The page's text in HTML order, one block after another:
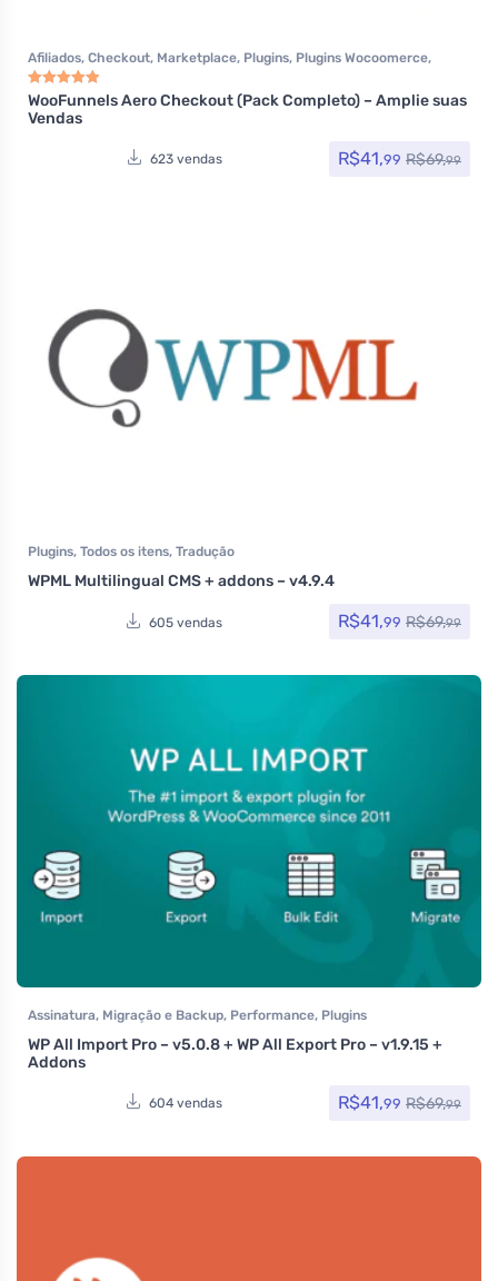
Afiliados, Checkout, Marketplace, Plugins, Plugins Wocoomerce,
Woocommerce
Avaliação
WooFunnels Aero Checkout (Pack Completo) – Amplie suas
Vendas
623 vendas R$41,99 R$69,99
Plugins, Todos os itens, Tradução
WPML Multilingual CMS + addons – v4.9.4
605 vendas R$41,99 R$69,99
Assinatura, Migração e Backup, Performance, Plugins
WP All Import Pro – v5.0.8 + WP All Export Pro – v1.9.15 +
Addons
604 vendas R$41,99 R$69,99